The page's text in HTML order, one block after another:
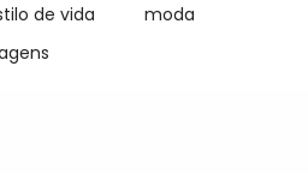
de vida
moda